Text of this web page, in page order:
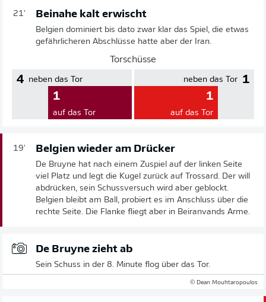
21' Beinahe kalt erwischt
Belgien dominiert bis dato zwar klar das Spiel, die etwas
gefährlicheren Abschlüsse hatte aber der Iran.
Torschüsse
4 neben das Tor
1
auf das Tor
1
neben das Tor
1
auf das Tor
19' Belgien wieder am Drücker
De Bruyne hat nach einem Zuspiel auf der linken Seite
viel Platz und legt die Kugel zurück auf Trossard. Der will
abdrücken, sein Schussversuch wird aber geblockt.
Belgien bleibt am Ball, probiert es im Anschluss über die
rechte Seite. Die Flanke fliegt aber in Beiranvands Arme.
De Bruyne zieht ab
Sein Schuss in der 8. Minute flog über das Tor.
© Dean Mouhtaropoulos